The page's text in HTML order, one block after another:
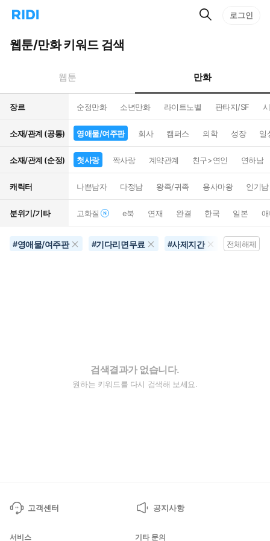
리
홈
으
턴
트
검
로그인
웹툰/만화 키워드 검색
웹툰 만화
장르 순정만화 소년만화 라이트노벨 판타지/SF
소재/관계 (공통) 영애물/여주판 회사 캠퍼스 의학 성장 일
소재/관계 (순정) 첫사랑 짝사랑 계약관계 친구>연인 연하남
캐릭터 나쁜남자 다정남 왕족/귀족 용사마왕 인기남
분위기/기타 고화질 e북 연재 완결 한국 일본
#영애물/여주판 #기다리면무료 #사제지간 #역하렘
전체해제
검색결과가 없습니다.
원하는 키워드를 다시 검색해 보세요.
고객센터 공지사항
서비스 기타 문의